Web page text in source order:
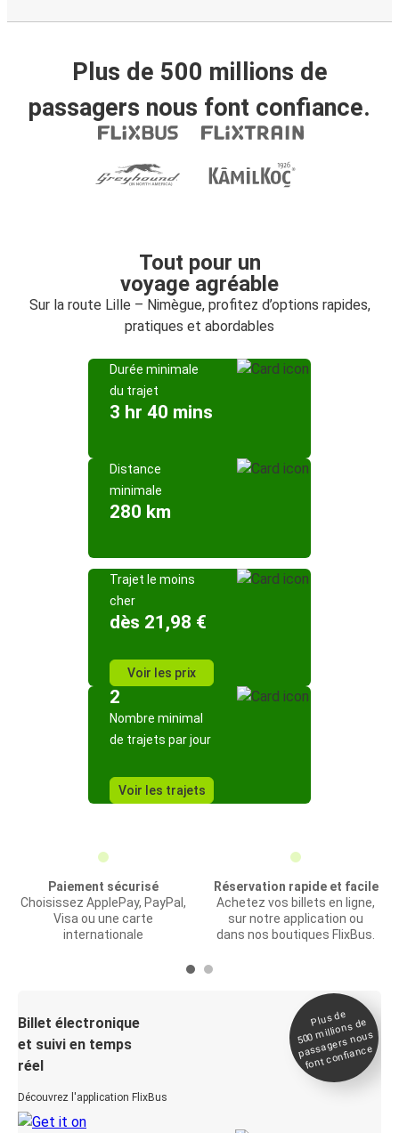
Plus de 500 millions de
passagers nous font confiance.
Tout pour un
voyage agréable
Sur la route Lille – Nimègue, profitez d’options rapides,
pratiques et abordables
Durée minimale
du trajet
3 hr 40 mins
Distance
minimale
280 km
Trajet le moins
cher
dès 21,98 €
Voir les prix
2
Nombre minimal
de trajets par jour
Voir les trajets
Paiement sécurisé
Choisissez ApplePay, PayPal,
Visa ou une carte
internationale
Réservation rapide et facile
Achetez vos billets en ligne,
sur notre application ou
dans nos boutiques FlixBus.
Billet électronique
et suivi en temps
réel
Découvrez l'application FlixBus
Plus de
500
millions de
passagers nous
font confiance